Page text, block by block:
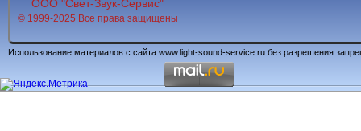
ООО "Свет-Звук-Сервис"
© 1999-2025 Все права защищены
Использование материалов с сайта www.light-sound-service.ru без разрешения